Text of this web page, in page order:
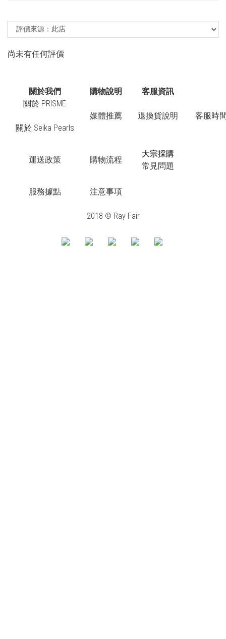
尚未有任何評價
關於我們 購物說明
客服資訊
關於 PRISME
關於 Seika Pearls
媒體推薦 退換貨說明 客服時
運送政策 購物流程
大宗採購
常見問題
服務據點 注意事項
2018 © Ray Fair